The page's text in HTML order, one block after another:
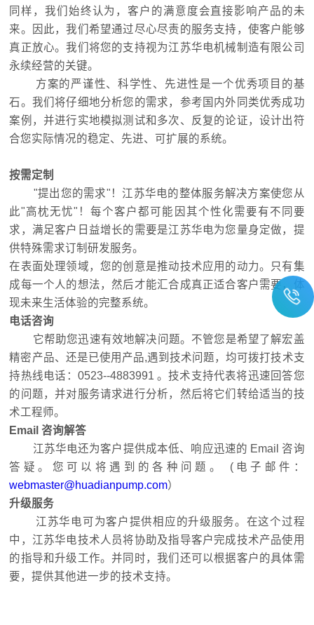
同样，我们始终认为，客户的满意度会直接影响产品的未
来。因此，我们希望通过尽心尽责的服务支持，使客户能够
真正放心。我们将您的支持视为江苏华电机械制造有限公司
永续经营的关键。
方案的严谨性、科学性、先进性是一个优秀项目的基
石。我们将仔细地分析您的需求，参考国内外同类优秀成功
案例，并进行实地模拟测试和多次、反复的论证，设计出符
合您实际情况的稳定、先进、可扩展的系统。
按需定制
"提出您的需求"！江苏华电的整体服务解决方案使您从
此"高枕无忧"！每个客户都可能因其个性化需要有不同要
求，满足客户日益增长的需要是江苏华电为您量身定做，提
供特殊需求订制研发服务。
在表面处理领域，您的创意是推动技术应用的动力。只有集
成每一个人的想法，然后才能汇合成真正适合客户需要，体
现未来生活体验的完整系统。
电话咨询
它帮助您迅速有效地解决问题。不管您是希望了解宏盖
精密产品、还是已使用产品,遇到技术问题，均可拨打技术支
持热线电话：0523--4883991 。技术支持代表将迅速回答您
的问题，并对服务请求进行分析，然后将它们转给适当的技
术工程师。
Email 咨询解答
江苏华电还为客户提供成本低、响应迅速的 Email 咨询
答疑。您可以将遇到的各种问题。 (电子邮件：
webmaster@huadianpump.com）
升级服务
江苏华电可为客户提供相应的升级服务。在这个过程
中，江苏华电技术人员将协助及指导客户完成技术产品使用
的指导和升级工作。并同时，我们还可以根据客户的具体需
要，提供其他进一步的技术支持。